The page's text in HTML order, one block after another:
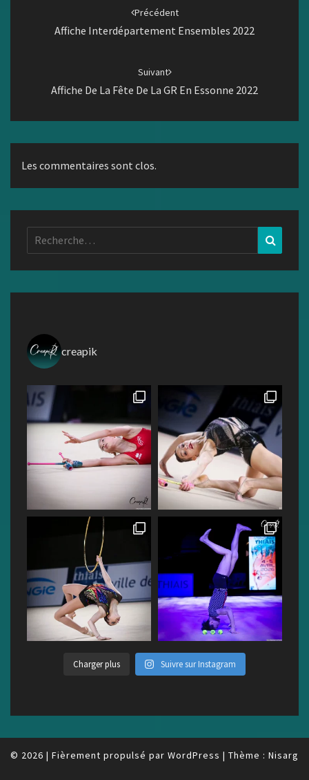
Précédent
Affiche Interdépartement Ensembles 2022
Suivant
Affiche De La Fête De La GR En Essonne 2022
Les commentaires sont clos.
Rechercher :
creapik
Charger plus Suivre sur Instagram
© 2026 | Fièrement propulsé par WordPress | Thème : Nisarg